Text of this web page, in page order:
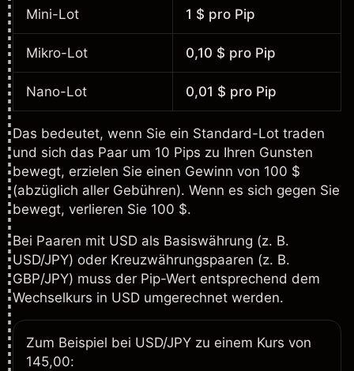
Mini-Lot 1 $ pro Pip
Mikro-Lot 0,10 $ pro Pip
Nano-Lot 0,01 $ pro Pip
Das bedeutet, wenn Sie ein Standard-Lot traden
und sich das Paar um 10 Pips zu Ihren Gunsten
bewegt, erzielen Sie einen Gewinn von 100 $
(abzüglich aller Gebühren). Wenn es sich gegen Sie
bewegt, verlieren Sie 100 $.
Bei Paaren mit USD als Basiswährung (z. B.
USD/JPY) oder Kreuzwährungspaaren (z. B.
GBP/JPY) muss der Pip-Wert entsprechend dem
Wechselkurs in USD umgerechnet werden.
Zum Beispiel bei USD/JPY zu einem Kurs von
145,00: